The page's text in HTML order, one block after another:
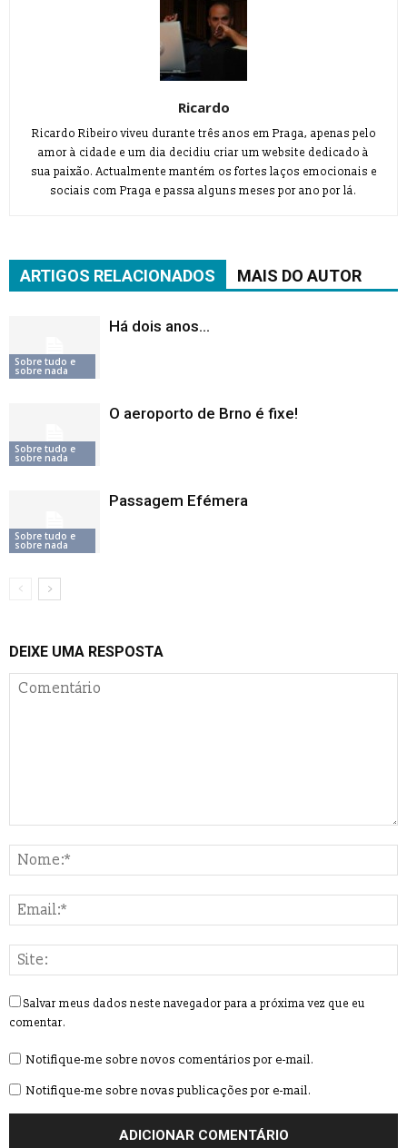
Ricardo
Ricardo Ribeiro viveu durante três anos em Praga, apenas pelo
amor à cidade e um dia decidiu criar um website dedicado à
sua paixão. Actualmente mantém os fortes laços emocionais e
sociais com Praga e passa alguns meses por ano por lá.
ARTIGOS RELACIONADOS MAIS DO AUTOR
Sobre tudo e
sobre nada
Há dois anos…
Sobre tudo e
sobre nada
O aeroporto de Brno é fixe!
Sobre tudo e
sobre nada
Passagem Efémera
DEIXE UMA RESPOSTA
Salvar meus dados neste navegador para a próxima vez que eu
comentar.
Notifique-me sobre novos comentários por e-mail.
Notifique-me sobre novas publicações por e-mail.